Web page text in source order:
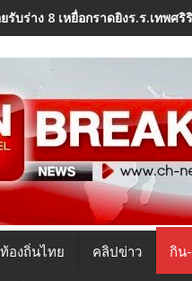
บร่าง 8 เหยื่อกราดยิงร.ร.เทพศ
องถิ่นไทย คลิปข่าว กิน